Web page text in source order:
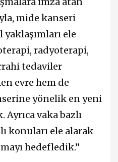
mide kanseri
ele
radyoterapi,
tedaviler
evre hem de
yönelik en yeni
Ayrıca vaka bazlı
konuları ele alarak
hedefledik.”